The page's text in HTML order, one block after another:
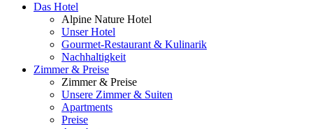
Das Hotel
Alpine Nature Hotel
Unser Hotel
Gourmet-Restaurant & Kulinarik
Nachhaltigkeit
Zimmer & Preise
Zimmer & Preise
Unsere Zimmer & Suiten
Apartments
Preise